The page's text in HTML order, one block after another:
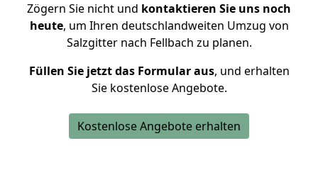
Zögern Sie nicht und kontaktieren Sie uns noch
heute, um Ihren deutschlandweiten Umzug von
Salzgitter nach Fellbach zu planen.
Füllen Sie jetzt das Formular aus, und erhalten
Sie kostenlose Angebote.
Kostenlose Angebote erhalten